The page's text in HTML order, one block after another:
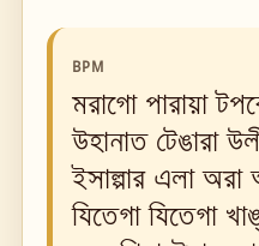
BPM
মরাগো পারায়া
উহানাত টেঙারা
ইসাল্পার এলা অরা
যিতেগা যিতেগা